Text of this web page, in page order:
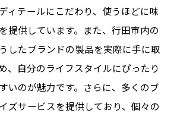
で作る上質なリビング空間
手に入る家具で完成するモダンな
を使ったスタイリッシュなインテ
ィテールにこだわり、使うほどに味
提供しています。また、行田市内の
したブランドの製品を実際に手に取
、自分のライフスタイルにぴったり
いのが魅力です。さらに、多くのブ
ズサービスを提供しており、個々の